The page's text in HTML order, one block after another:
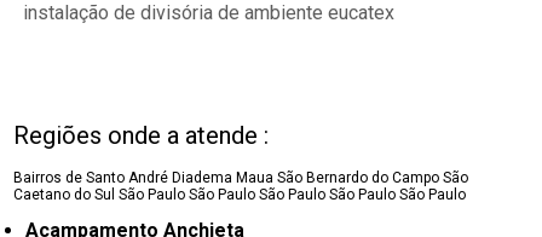
instalação de divisória de ambiente eucatex
Regiões onde a atende :
Bairros de Santo André Diadema Maua São Bernardo do Campo São
Caetano do SulSão Paulo São Paulo São Paulo São Paulo São Paulo
Acampamento Anchieta